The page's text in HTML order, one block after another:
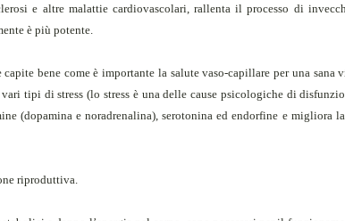
e altre malattie cardiovascolari, rallenta il processo di
è più potente.
bene come è importante la salute vaso-capillare per una sana
tipi di stress (lo stress è una delle cause psicologiche di
(dopamina e noradrenalina), serotonina ed endorfine e migliora
riproduttiva.